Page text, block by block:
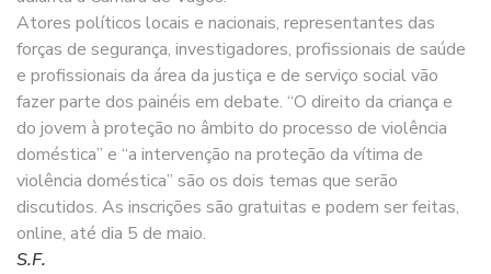
Atores políticos locais e nacionais, representantes das
forças de segurança, investigadores, profissionais de saúde
e profissionais da área da justiça e de serviço social vão
fazer parte dos painéis em debate. “O direito da criança e
do jovem à proteção no âmbito do processo de violência
doméstica” e “a intervenção na proteção da vítima de
violência doméstica” são os dois temas que serão
discutidos. As inscrições são gratuitas e podem ser feitas,
online, até dia 5 de maio.
S.F.